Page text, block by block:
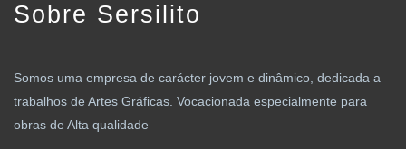
Sobre Sersilito
Somos uma empresa de carácter jovem e dinâmico, dedicada a
trabalhos de Artes Gráficas. Vocacionada especialmente para
obras de Alta qualidade